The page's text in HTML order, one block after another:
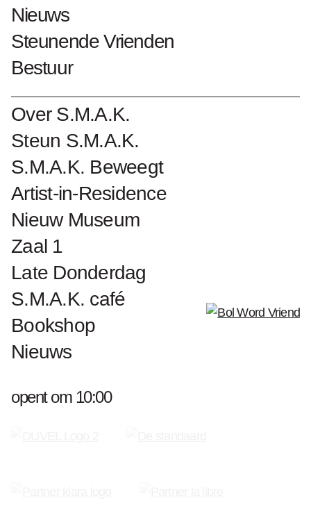
Nieuws
Steunende Vrienden
Bestuur
Over S.M.A.K.
Steun S.M.A.K.
S.M.A.K. Beweegt
Artist-in-Residence
Nieuw Museum
Zaal 1
Late Donderdag
S.M.A.K. café
Bookshop
Nieuws
opent om 10:00
Collectienummer : 780
Biografie Pierre Lahaut
Kunstwerken Pierre Lahaut
Word Vriend van S.M.A.K.